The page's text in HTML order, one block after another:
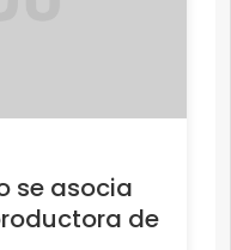
se asocia
de